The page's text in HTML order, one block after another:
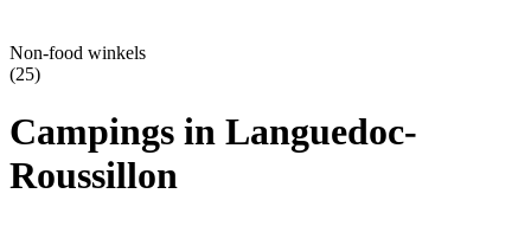
Non-food winkels
(25)
Campings in Languedoc-
Roussillon